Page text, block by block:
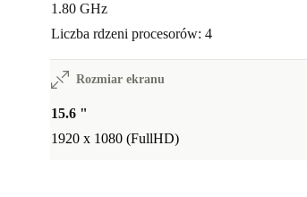
1.80 GHz
Liczba rdzeni procesorów: 4
Rozmiar ekranu
15.6 "
1920 x 1080 (FullHD)